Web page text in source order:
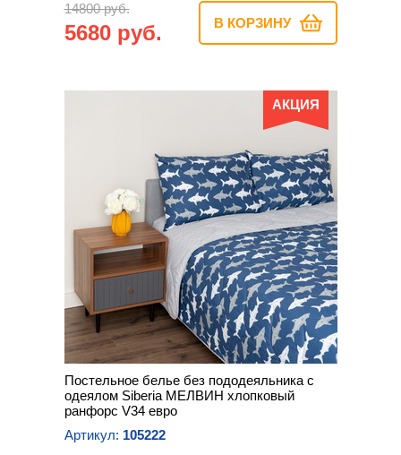
14800 руб.
5680 руб. В КОРЗИНУ
АКЦИЯ
Постельное белье без пододеяльника с
одеялом Siberia МЕЛВИН хлопковый
ранфорс V34 евро
Артикул: 105222